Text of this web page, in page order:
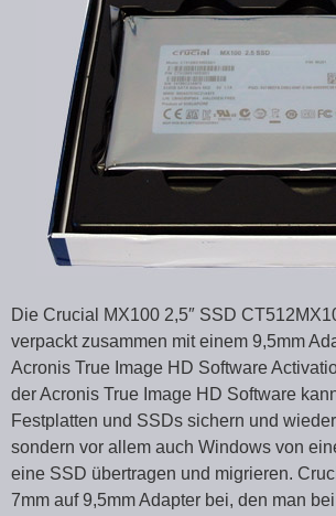
Die Crucial MX100 2,5″ SSD
verpackt zusammen mit einem 9,5mm
Acronis True Image HD Software
der Acronis True Image HD Software
Festplatten und SSDs sichern und
sondern vor allem auch Windows von
eine SSD übertragen und migrieren.
7mm auf 9,5mm Adapter bei, den man